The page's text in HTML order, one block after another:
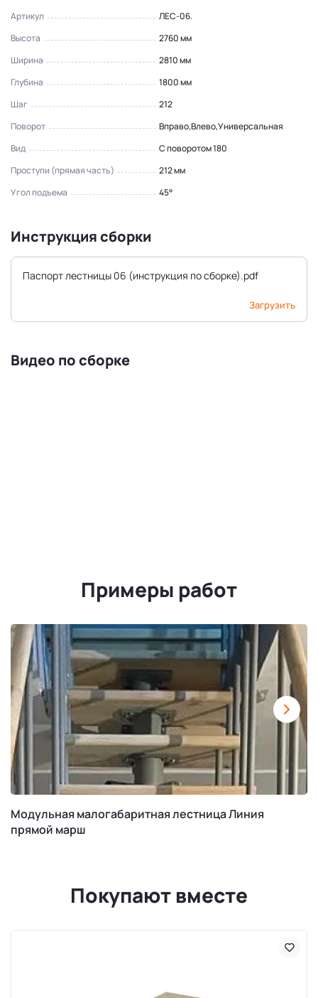
Артикул
ЛЕС-06.
Высота
2760 мм
Ширина
2810 мм
Глубина
1800 мм
Шаг
212
Поворот
Вправо,Влево,Универсальная
Вид
С поворотом 180
Проступи (прямая часть)
212 мм
Угол подъема
45°
Инструкция сборки
Паспорт лестницы 06 (инструкция по сборке).pdf
Загрузить
Видео по сборке
Примеры работ
Модульная малогабаритная лестница Линия
прямой марш
Покупают вместе